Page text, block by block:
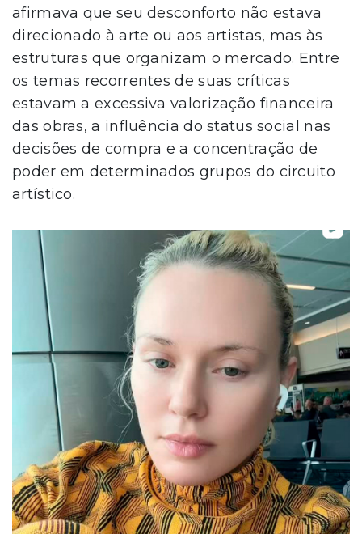
afirmava que seu desconforto não estava
direcionado à arte ou aos artistas, mas às
estruturas que organizam o mercado. Entre
os temas recorrentes de suas críticas
estavam a excessiva valorização financeira
das obras, a influência do status social nas
decisões de compra e a concentração de
poder em determinados grupos do circuito
artístico.